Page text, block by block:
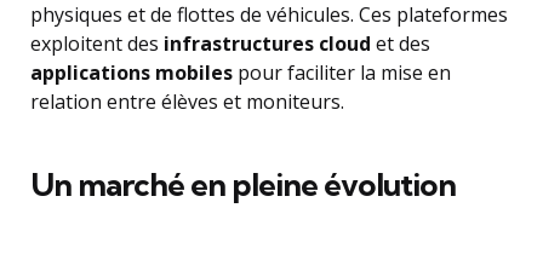
physiques et de flottes de véhicules. Ces plateformes
exploitent des infrastructures cloud et des
applications mobiles pour faciliter la mise en
relation entre élèves et moniteurs.
Un marché en pleine évolution